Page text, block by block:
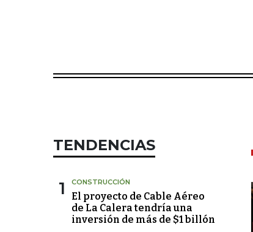
TENDENCIAS
1 CONSTRUCCIÓN
El proyecto de Cable Aéreo
de La Calera tendría una
inversión de más de $1 billón